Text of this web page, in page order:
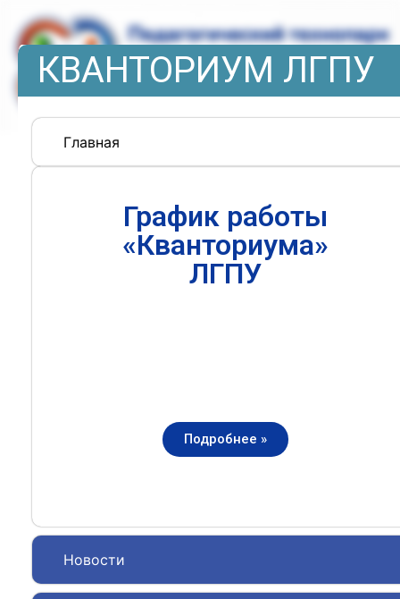
КВАНТОРИУМ ЛГПУ
Главная
Новости
График работы
«Кванториума»
ЛГПУ
Подробнее »